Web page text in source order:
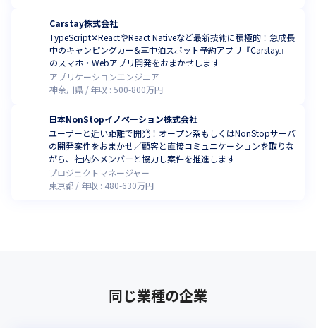
Carstay株式会社
TypeScript✕ReactやReact Nativeなど最新技術に積極的！急成長
中のキャンピングカー&車中泊スポット予約アプリ『Carstay』
のスマホ・Webアプリ開発をおまかせします
アプリケーションエンジニア
神奈川県
年収 :500-800万円
日本NonStopイノベーション株式会社
ユーザーと近い距離で開発！オープン系もしくはNonStopサーバ
の開発案件をおまかせ／顧客と直接コミュニケーションを取りな
がら、社内外メンバーと協力し案件を推進します
プロジェクトマネージャー
東京都
年収 : 480-630万円
同じ業種の企業